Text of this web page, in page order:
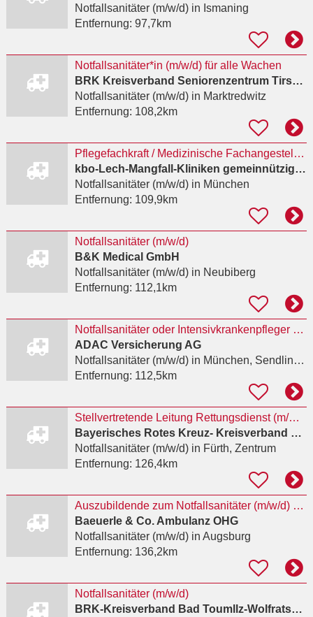
Notfallsanitäter (m/w/d)in Ismaning
Entfernung: 97,7km
Notfallsanitäter*in (m/w/d) für alle Wachen
BRK Kreisverband Seniorenzentrum Tirschenreuth
Notfallsanitäter (m/w/d)in Marktredwitz
Entfernung: 108,2km
Pflegefachkraft / Medizinische Fachangestellte / Notfallsanitäter (m/w/d) EKT-Behandlungseinheit
kbo-Lech-Mangfall-Kliniken gemeinnützige GmbH
Notfallsanitäter (m/w/d)in München
Entfernung: 109,9km
Notfallsanitäter (m/w/d)
B&K Medical GmbH
Notfallsanitäter (m/w/d)in Neubiberg
Entfernung: 112,1km
Notfallsanitäter oder Intensivkrankenpfleger oder Physician Assistant (w|m|d) im weltweiten ADAC
ADAC Versicherung AG
Notfallsanitäter (m/w/d)in München, Sendling-Westpark
Entfernung: 112,5km
Stellvertretende Leitung Rettungsdienst (m/w/d)
Bayerisches Rotes Kreuz- Kreisverband Fürth
Notfallsanitäter (m/w/d)in Fürth, Zentrum
Entfernung: 126,4km
Auszubildende zum Notfallsanitäter (m/w/d) 2027
Baeuerle & Co. Ambulanz OHG
Notfallsanitäter (m/w/d)in Augsburg
Entfernung: 136,2km
Notfallsanitäter (m/w/d)
BRK-Kreisverband Bad Toumllz-Wolfratshausen